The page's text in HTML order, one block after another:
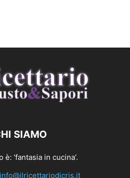
SIAMO
è: ‘fantasia in cucina’.
info@ilricettariodicris.it